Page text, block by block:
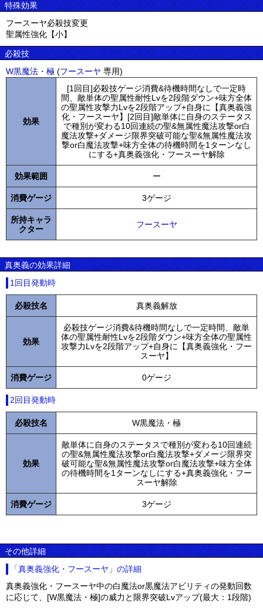
特殊効果
フースーヤ必殺技変更
聖属性強化【小】
必殺技
W黒魔法・極 (フースーヤ 専用)
効果
[1回目]必殺技ゲージ消費&待機時間なしで一定時
間、敵単体の聖属性耐性Lvを2段階ダウン+味方全体
の聖属性攻撃力Lvを2段階アップ+自身に【真奥義強
化・フースーヤ】[2回目]敵単体に自身のステータス
で種別が変わる10回連続の聖&無属性魔法攻撃or白
魔法攻撃+ダメージ限界突破可能な聖&無属性魔法攻
撃or白魔法攻撃+味方全体の待機時間を1ターンなし
にする+真奥義強化・フースーヤ解除
効果範囲 ー
消費ゲージ 3ゲージ
所持キャラ
クター
フースーヤ
真奥義の効果詳細
1回目発動時
必殺技名 真奥義解放
効果
必殺技ゲージ消費&待機時間なしで一定時間、敵単
体の聖属性耐性Lvを2段階ダウン+味方全体の聖属性
攻撃力Lvを2段階アップ+自身に【真奥義強化・フー
スーヤ】
消費ゲージ 0ゲージ
2回目発動時
必殺技名 W黒魔法・極
効果
敵単体に自身のステータスで種別が変わる10回連続
の聖&無属性魔法攻撃or白魔法攻撃+ダメージ限界突
破可能な聖&無属性魔法攻撃or白魔法攻撃+味方全体
の待機時間を1ターンなしにする+真奥義強化・フー
スーヤ解除
消費ゲージ 3ゲージ
その他詳細
「真奥義強化・フースーヤ」の詳細
真奥義強化・フースーヤ中の白魔法or黒魔法アビリティの発動回数
に応じて、[W黒魔法・極]の威力と限界突破Lvアップ(最大：1段階)